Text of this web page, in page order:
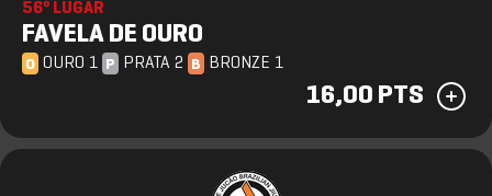
56º LUGAR
FAVELA DE OURO
O OURO 1 P PRATA 2 B BRONZE 1
16,00 PTS